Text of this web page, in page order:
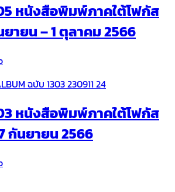
หนังสือพิมพ์ภาคใต้โฟกัส
ายน – 1 ตุลาคม 2566
หนังสือพิมพ์ภาคใต้โฟกัส
กันยายน 2566